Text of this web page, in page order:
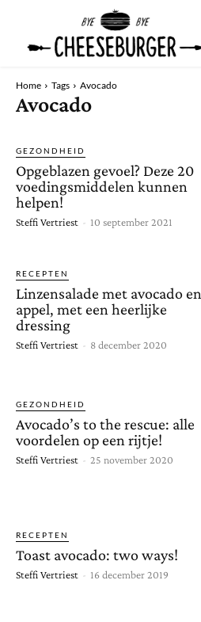
Home Tags Avocado
Avocado
GEZONDHEID
Opgeblazen gevoel? Deze 20
voedingsmiddelen kunnen
helpen!
Steffi Vertriest - 10 september 2021
RECEPTEN
Linzensalade met avocado en
appel, met een heerlijke
dressing
Steffi Vertriest - 8 december 2020
GEZONDHEID
Avocado’s to the rescue: alle
voordelen op een rijtje!
Steffi Vertriest - 25 november 2020
RECEPTEN
Toast avocado: two ways!
Steffi Vertriest - 16 december 2019